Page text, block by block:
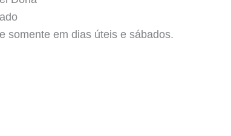
somente em dias úteis e sábados.